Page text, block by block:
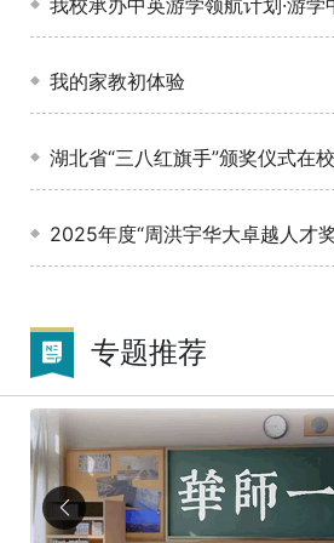
我的家教初体验
湖北省“三八红旗手”颁奖仪式在
2025年度“周洪宇华大卓越人才
式
专题推荐